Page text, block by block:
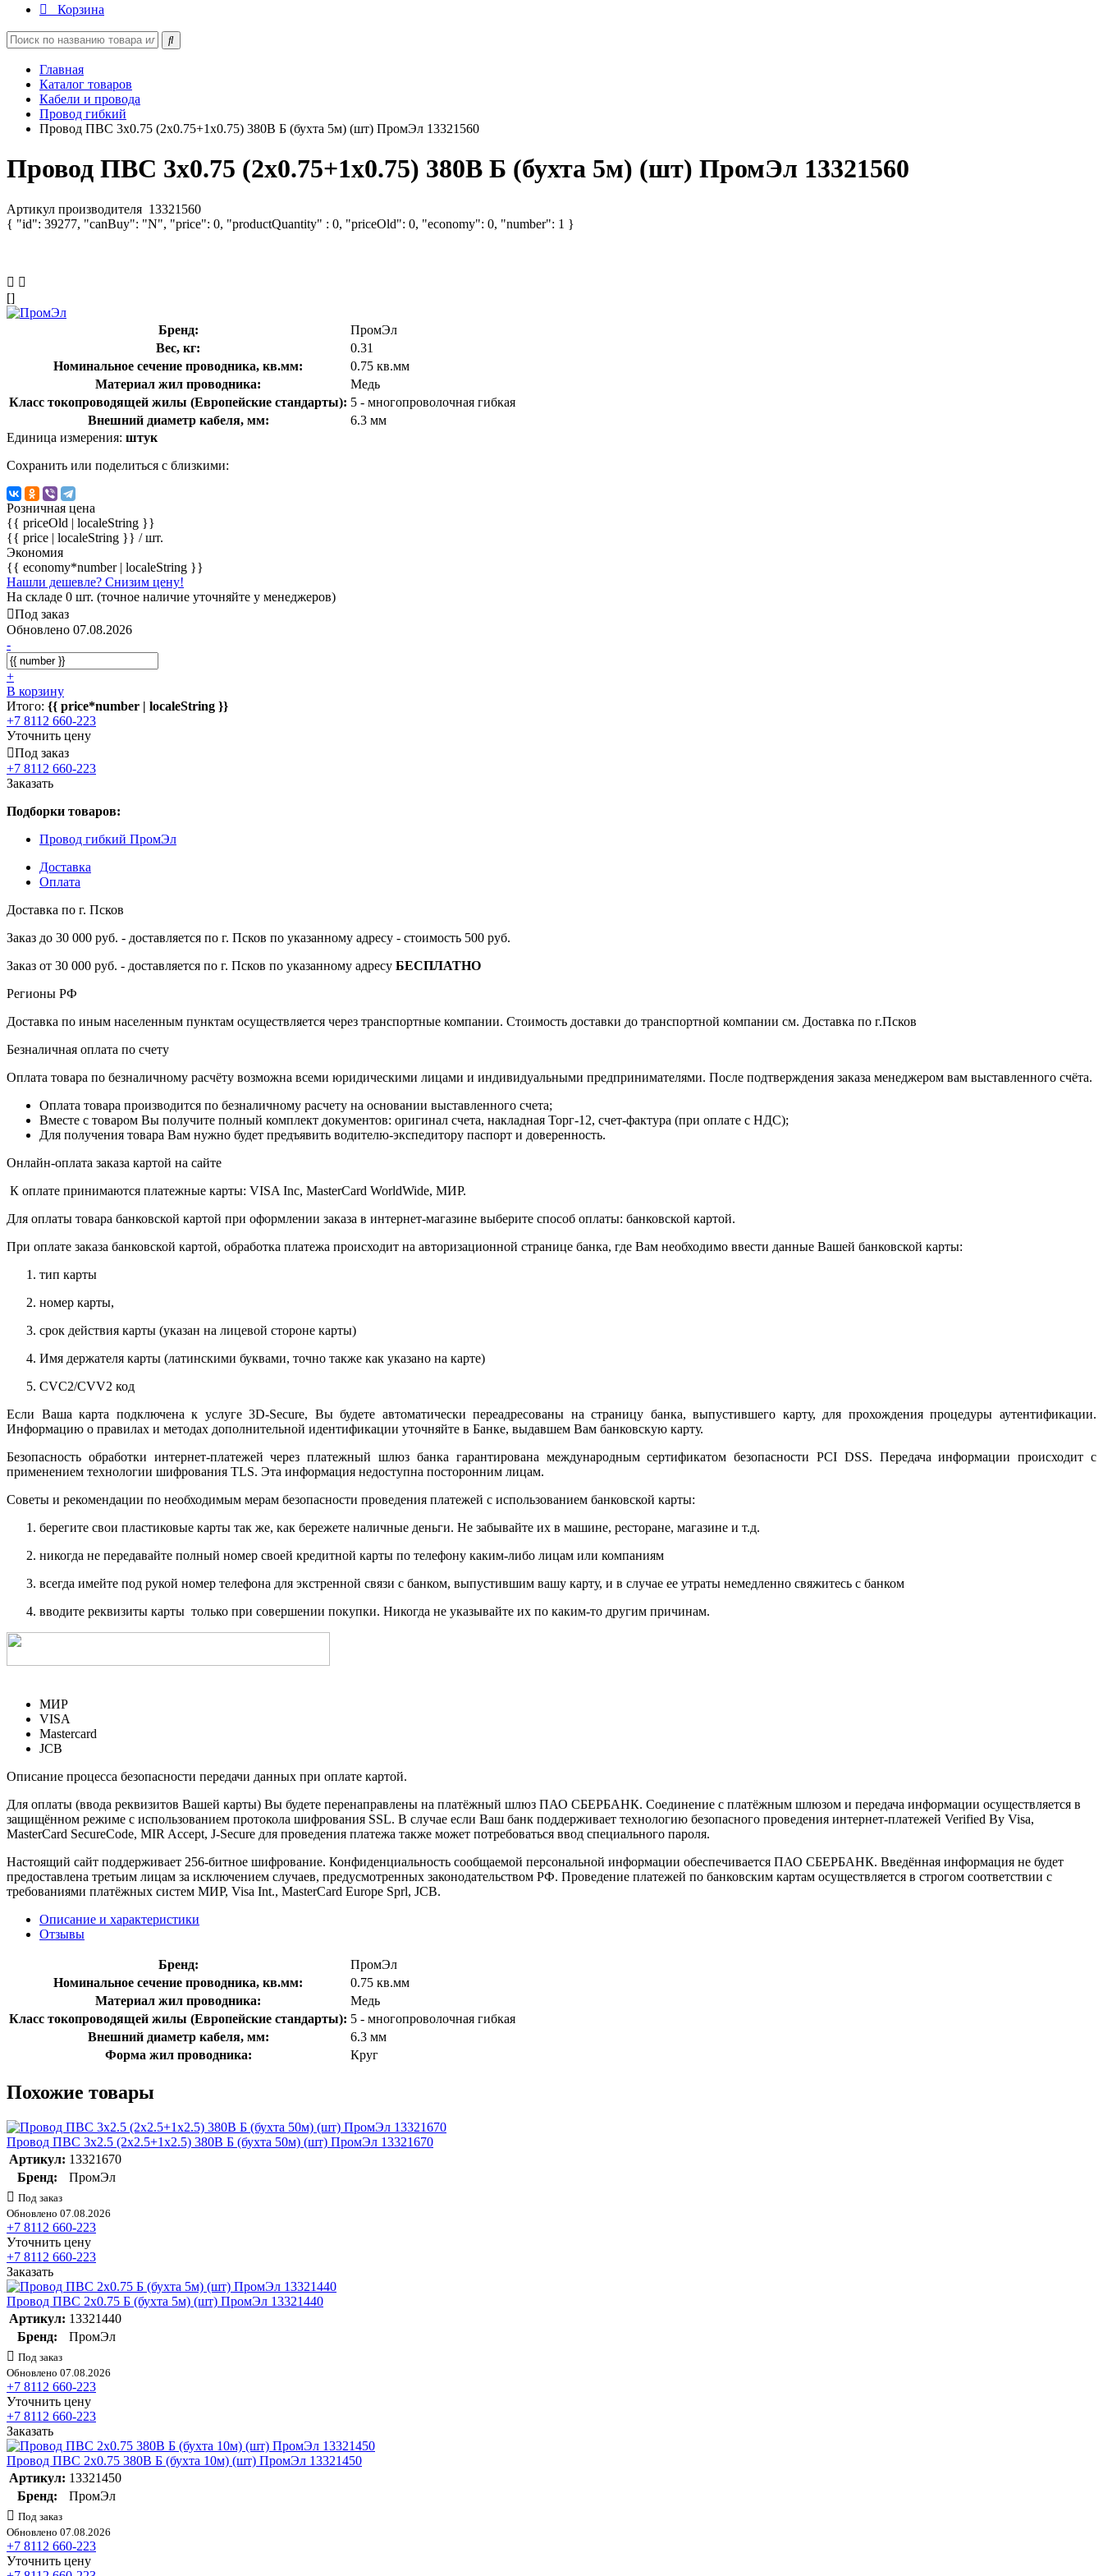
Корзина
Главная
Каталог товаров
Кабели и провода
Провод гибкий
Провод ПВС 3х0.75 (2х0.75+1х0.75) 380В Б (бухта 5м) (шт) ПромЭл 13321560
Провод ПВС 3х0.75 (2х0.75+1х0.75) 380В Б (бухта 5м) (шт) ПромЭл 13321560
Артикул производителя 13321560
{ "id": 39277, "canBuy": "N", "price": 0, "productQuantity" : 0, "priceOld": 0, "economy": 0, "number": 1 }
[]
Бренд:
ПромЭл
Вес, кг:
0.31
Номинальное сечение проводника, кв.мм:
0.75 кв.мм
Материал жил проводника:
Медь
Класс токопроводящей жилы (Европейские стандарты): 5 - многопроволочная гибкая
Внешний диаметр кабеля, мм:
6.3 мм
Единица измерения: штук
Сохранить или поделиться с близкими:
Розничная цена
{{ priceOld | localeString }}
{{ price | localeString }} / шт.
Экономия
{{ economy*number | localeString }}
Нашли дешевле? Снизим цену!
На складе 0 шт. (точное наличие уточняйте у менеджеров)
Под заказ
Обновлено 07.08.2026
-
+
В корзину
Итого: {{ price*number | localeString }}
+7 8112 660-223
Уточнить цену
Под заказ
+7 8112 660-223
Заказать
Подборки товаров:
Провод гибкий ПромЭл
Доставка
Оплата
Доставка по г. Псков
Заказ до 30 000 руб. - доставляется по г. Псков по указанному адресу - стоимость 500 руб.
Заказ от 30 000 руб. - доставляется по г. Псков по указанному адресу БЕСПЛАТНО
Регионы РФ
Доставка по иным населенным пунктам осуществляется через транспортные компании. Стоимость доставки до транспортной компании см. Доставка по г.Псков
Безналичная оплата по счету
Оплата товара по безналичному расчёту возможна всеми юридическими лицами и индивидуальными предпринимателями. После подтверждения заказа менеджером вам выставленного счёта.
Оплата товара производится по безналичному расчету на основании выставленного счета;
Вместе с товаром Вы получите полный комплект документов: оригинал счета, накладная Торг-12, счет-фактура (при оплате с НДС);
Для получения товара Вам нужно будет предъявить водителю-экспедитору паспорт и доверенность.
Онлайн-оплата заказа картой на сайте
К оплате принимаются платежные карты: VISA Inc, MasterCard WorldWide, МИР.
Для оплаты товара банковской картой при оформлении заказа в интернет-магазине выберите способ оплаты: банковской картой.
При оплате заказа банковской картой, обработка платежа происходит на авторизационной странице банка, где Вам необходимо ввести данные Вашей банковской карты:
тип карты
номер карты,
срок действия карты (указан на лицевой стороне карты)
Имя держателя карты (латинскими буквами, точно также как указано на карте)
CVC2/CVV2 код
Если Ваша карта подключена к услуге 3D-Secure, Вы будете автоматически переадресованы на страницу банка, выпустившего карту, для прохождения процедуры аутентификации.
Информацию о правилах и методах дополнительной идентификации уточняйте в Банке, выдавшем Вам банковскую карту.
Безопасность обработки интернет-платежей через платежный шлюз банка гарантирована международным сертификатом безопасности PCI DSS. Передача информации происходит с
применением технологии шифрования TLS. Эта информация недоступна посторонним лицам.
Советы и рекомендации по необходимым мерам безопасности проведения платежей с использованием банковской карты:
берегите свои пластиковые карты так же, как бережете наличные деньги. Не забывайте их в машине, ресторане, магазине и т.д.
никогда не передавайте полный номер своей кредитной карты по телефону каким-либо лицам или компаниям
всегда имейте под рукой номер телефона для экстренной связи с банком, выпустившим вашу карту, и в случае ее утраты немедленно свяжитесь с банком
вводите реквизиты карты только при совершении покупки. Никогда не указывайте их по каким-то другим причинам.
МИР
VISA
Mastercard
JCB
Описание процесса безопасности передачи данных при оплате картой.
Для оплаты (ввода реквизитов Вашей карты) Вы будете перенаправлены на платёжный шлюз ПАО СБЕРБАНК. Соединение с платёжным шлюзом и передача информации осуществляется в
защищённом режиме с использованием протокола шифрования SSL. В случае если Ваш банк поддерживает технологию безопасного проведения интернет-платежей Verified By Visa,
MasterCard SecureCode, MIR Accept, J-Secure для проведения платежа также может потребоваться ввод специального пароля.
Настоящий сайт поддерживает 256-битное шифрование. Конфиденциальность сообщаемой персональной информации обеспечивается ПАО СБЕРБАНК. Введённая информация не будет
предоставлена третьим лицам за исключением случаев, предусмотренных законодательством РФ. Проведение платежей по банковским картам осуществляется в строгом соответствии с
требованиями платёжных систем МИР, Visa Int., MasterCard Europe Sprl, JCB.
Описание и характеристики
Отзывы
Бренд:
ПромЭл
Номинальное сечение проводника, кв.мм:
0.75 кв.мм
Материал жил проводника:
Медь
Класс токопроводящей жилы (Европейские стандарты): 5 - многопроволочная гибкая
Внешний диаметр кабеля, мм:
6.3 мм
Форма жил проводника:
Круг
Похожие товары
Провод ПВС 3х2.5 (2х2.5+1х2.5) 380В Б (бухта 50м) (шт) ПромЭл 13321670
Артикул: 13321670
Бренд:
ПромЭл
Под заказ
Обновлено 07.08.2026
+7 8112 660-223
Уточнить цену
+7 8112 660-223
Заказать
Провод ПВС 2х0.75 Б (бухта 5м) (шт) ПромЭл 13321440
Артикул: 13321440
Бренд:
ПромЭл
Под заказ
Обновлено 07.08.2026
+7 8112 660-223
Уточнить цену
+7 8112 660-223
Заказать
Провод ПВС 2х0.75 380В Б (бухта 10м) (шт) ПромЭл 13321450
Артикул: 13321450
Бренд:
ПромЭл
Под заказ
Обновлено 07.08.2026
+7 8112 660-223
Уточнить цену